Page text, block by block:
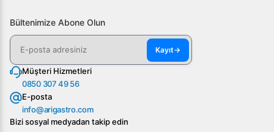
Bültenimize Abone Olun
Kayıt→
Müşteri Hizmetleri
0850 307 49 56
E-posta
info@arigastro.com
Bizi sosyal medyadan takip edin